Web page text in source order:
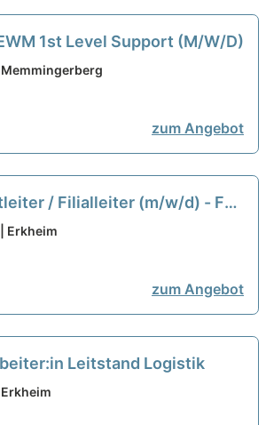
1st Level Support (M/W/D)
Memmingerberg
zum Angebot
/ Filialleiter (m/w/d) - For
Resident Only
Erkheim
zum Angebot
Leitstand Logistik